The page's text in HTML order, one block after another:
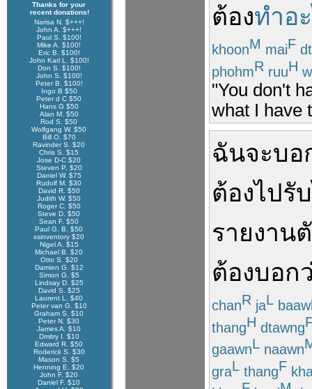
Thanks for your
recent donations!
Narisa N. $+++!
John A. $+++!
Paul S. $100!
Mike A. $100!
Eric B. $100!
John Karl L. $100!
Don S. $100!
John S. $100!
Peter B. $100!
Ingo B $50
Peter d C $50
Hans G $50
Alan M. $50
Rod S. $50
Wolfgang W. $50
Bill O. $70
Ravinder S. $20
Chris S. $15
Jose D-C $20
Steven P. $20
Daniel W. $75
Rudolf M. $30
David R. $50
Judith W. $50
Roger C. $50
Steve D. $50
Sean F. $50
Paul G. B. $50
xsinventory $20
Nigel A. $15
Michael B. $20
Otto S. $20
Damien G. $12
Simon G. $5
Lindsay D. $25
David S. $25
Laurent L. $40
Peter van G. $10
Graham S. $10
Peter N. $30
James A. $10
Dmitry I. $10
Edward R. $50
Roderick S. $30
Mason S. $5
Henning E. $20
John F. $20
Daniel F. $10
ต้องทำอ
khoonM maiF
phohmR ruuH
"You don't
what I have
ฉันจะบอ
ต้องไปรับ
รายงาน
ต้องบอก
chanR jaL
thangH dtawng
gaawnL naawn
graL thangF